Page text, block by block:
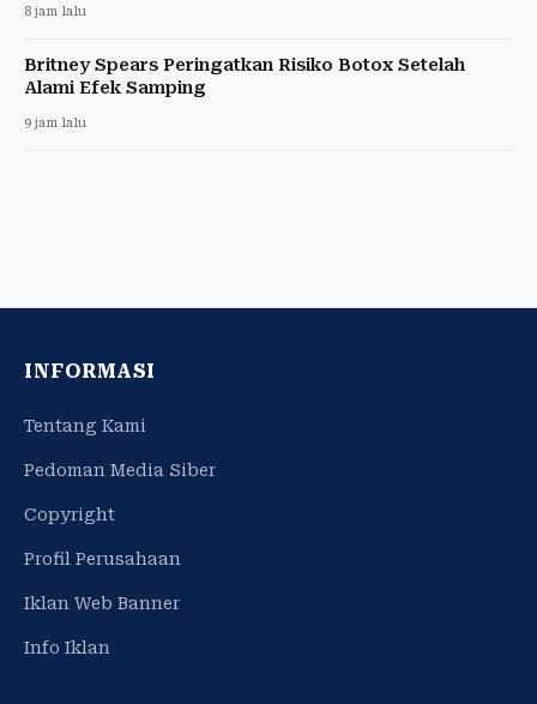
8 jam lalu
Britney Spears Peringatkan Risiko Botox Setelah
Alami Efek Samping
9 jam lalu
INFORMASI
Tentang Kami
Pedoman Media Siber
Copyright
Profil Perusahaan
Iklan Web Banner
Info Iklan